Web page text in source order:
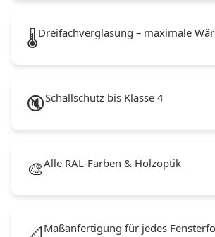
🌡️Dreifachverglasung – maximale
🔇Schallschutz bis Klasse 4
🎨Alle RAL-Farben & Holzoptik
Maßanfertigung für jedes